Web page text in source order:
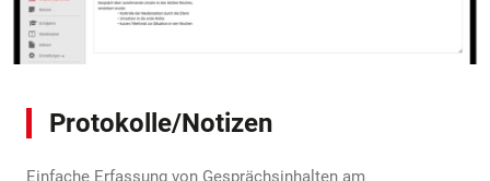
Protokolle/Notizen